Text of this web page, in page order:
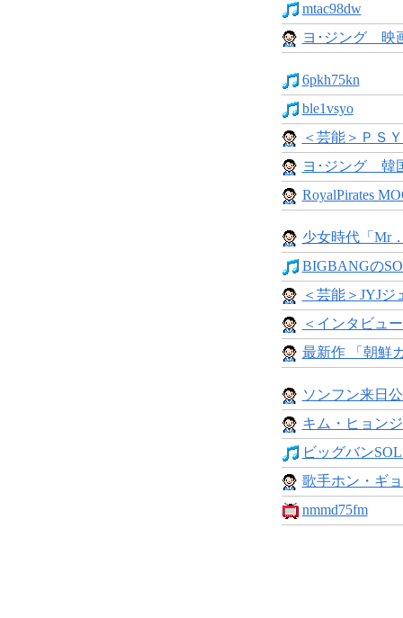
mtac98dw
ヨ･ジング 映
6pkh75kn
ble1vsyo
＜芸能＞ＰＳ
ヨ･ジング 韓
RoyalPirates
少女時代「Mr
BIGBANGの
＜芸能＞JYJジ
＜インタビュ
最新作 「朝鮮
ソンフン来日
キム・ヒョン
ビッグバン
歌手ホン・ギ
nmmd75fm